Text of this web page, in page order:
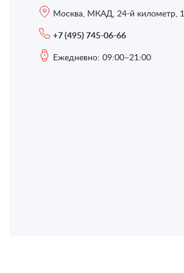
Москва, МКАД, 24-й километр, 1
+7 (495) 745-06-66
Ежедневно: 09:00–21:00